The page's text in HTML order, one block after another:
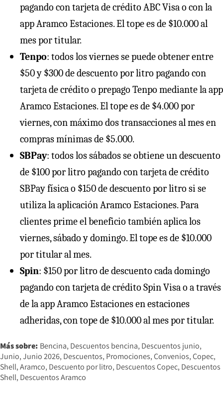
pagando con tarjeta de crédito ABC Visa o con la
app Aramco Estaciones. El tope es de $10.000 al
mes por titular.
Tenpo: todos los viernes se puede obtener entre
$50 y $300 de descuento por litro pagando con
tarjeta de crédito o prepago Tenpo mediante la app
Aramco Estaciones. El tope es de $4.000 por
viernes, con máximo dos transacciones al mes en
compras mínimas de $5.000.
SBPay: todos los sábados se obtiene un descuento
de $100 por litro pagando con tarjeta de crédito
SBPay física o $150 de descuento por litro si se
utiliza la aplicación Aramco Estaciones. Para
clientes prime el beneficio también aplica los
viernes, sábado y domingo. El tope es de $10.000
por titular al mes.
Spin: $150 por litro de descuento cada domingo
pagando con tarjeta de crédito Spin Visa o a través
de la app Aramco Estaciones en estaciones
adheridas, con tope de $10.000 al mes por titular.
Más sobre: Bencina Descuentos bencina Descuentos junio
Junio Junio 2026 Descuentos Promociones Convenios Copec
Shell Aramco Descuento por litro Descuentos Copec Descuentos
Shell Descuentos Aramco